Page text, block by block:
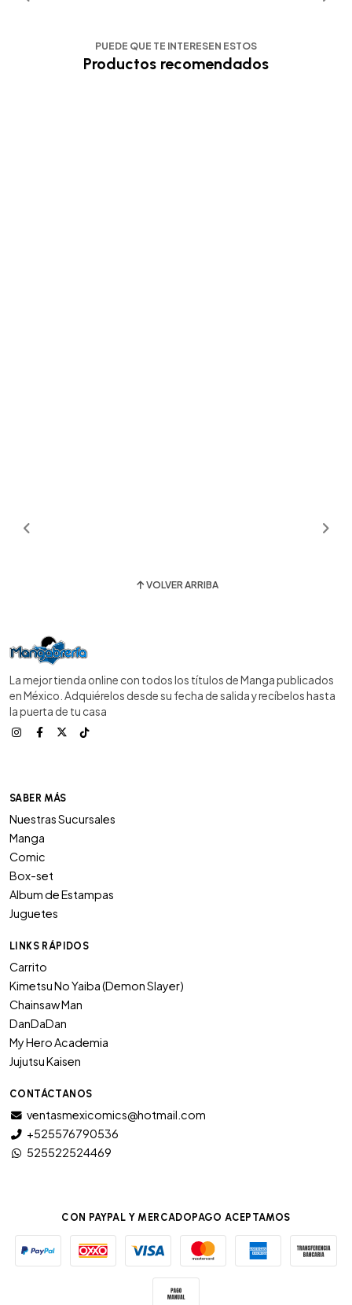
PUEDE QUE TE INTERESEN ESTOS
Productos recomendados
VOLVER ARRIBA
La mejor tienda online con todos los títulos de Manga publicados
en México. Adquiérelos desde su fecha de salida y recíbelos hasta
la puerta de tu casa
SABER MÁS
Nuestras Sucursales
Manga
Comic
Box-set
Album de Estampas
Juguetes
LINKS RÁPIDOS
Carrito
Kimetsu No Yaiba (Demon Slayer)
Chainsaw Man
DanDaDan
My Hero Academia
Jujutsu Kaisen
CONTÁCTANOS
ventasmexicomics@hotmail.com
+525576790536
525522524469
CON PAYPAL Y MERCADOPAGO ACEPTAMOS